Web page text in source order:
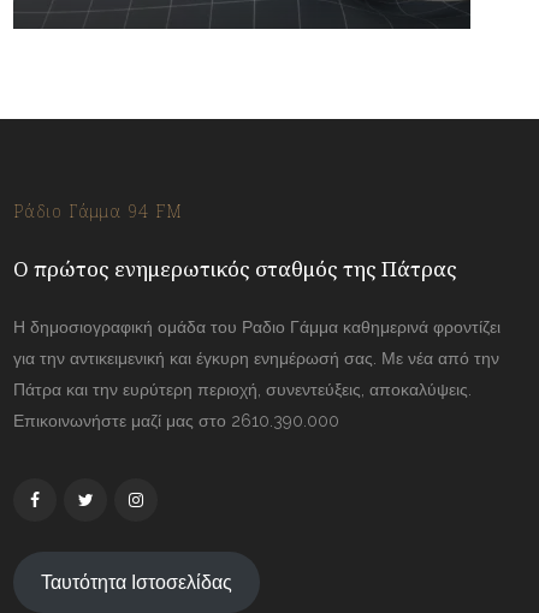
Ράδιο Γάμμα 94 FM
Ο πρώτος ενημερωτικός σταθμός της Πάτρας
Η δημοσιογραφική ομάδα του Ραδιο Γάμμα καθημερινά φροντίζει
για την αντικειμενική και έγκυρη ενημέρωσή σας. Με νέα από την
Πάτρα και την ευρύτερη περιοχή, συνεντεύξεις, αποκαλύψεις.
Επικοινωνήστε μαζί μας στο 2610.390.000
Ταυτότητα Ιστοσελίδας